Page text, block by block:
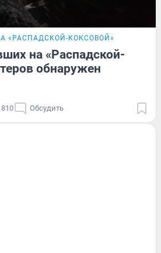
«РАСПАДСКОЙ-КОКСОВОЙ»
на «Распадской-
обнаружен
810 Обсудить